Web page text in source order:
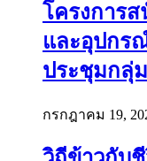
โครงการ
และอุปกร
ประชุมกลุ่
กรกฎาคม 19,